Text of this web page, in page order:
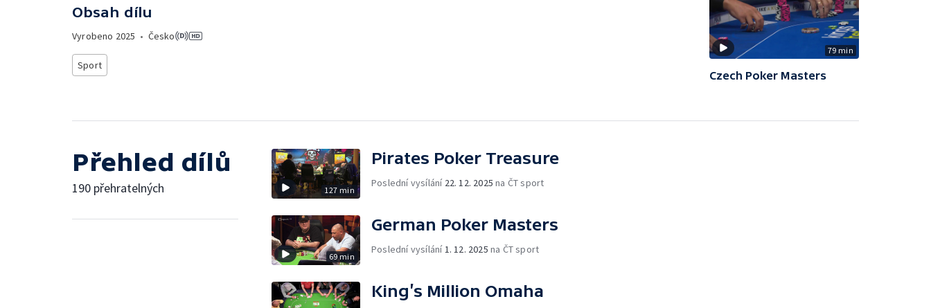
Obsah dílu
Vyrobeno 2025 • Česko
Sport
79 min
Czech Poker Masters
Přehled dílů
190 přehratelných 127 min
Pirates Poker Treasure
Poslední vysílání 22. 12. 2025 na ČT sport
69 min
German Poker Masters
Poslední vysílání 1. 12. 2025 na ČT sport
King’s Million Omaha